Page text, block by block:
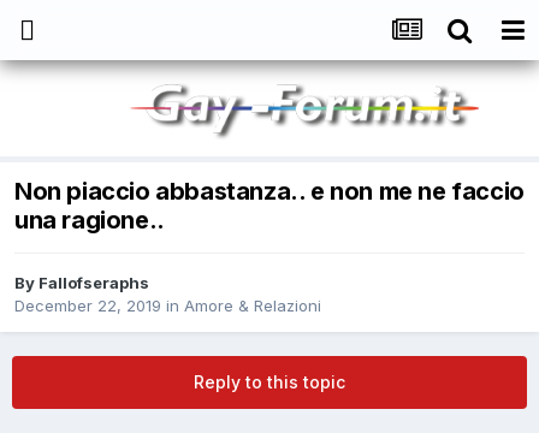
Non piaccio abbastanza.. e non me ne faccio
una ragione..
By Fallofseraphs
December 22, 2019 in Amore & Relazioni
Reply to this topic